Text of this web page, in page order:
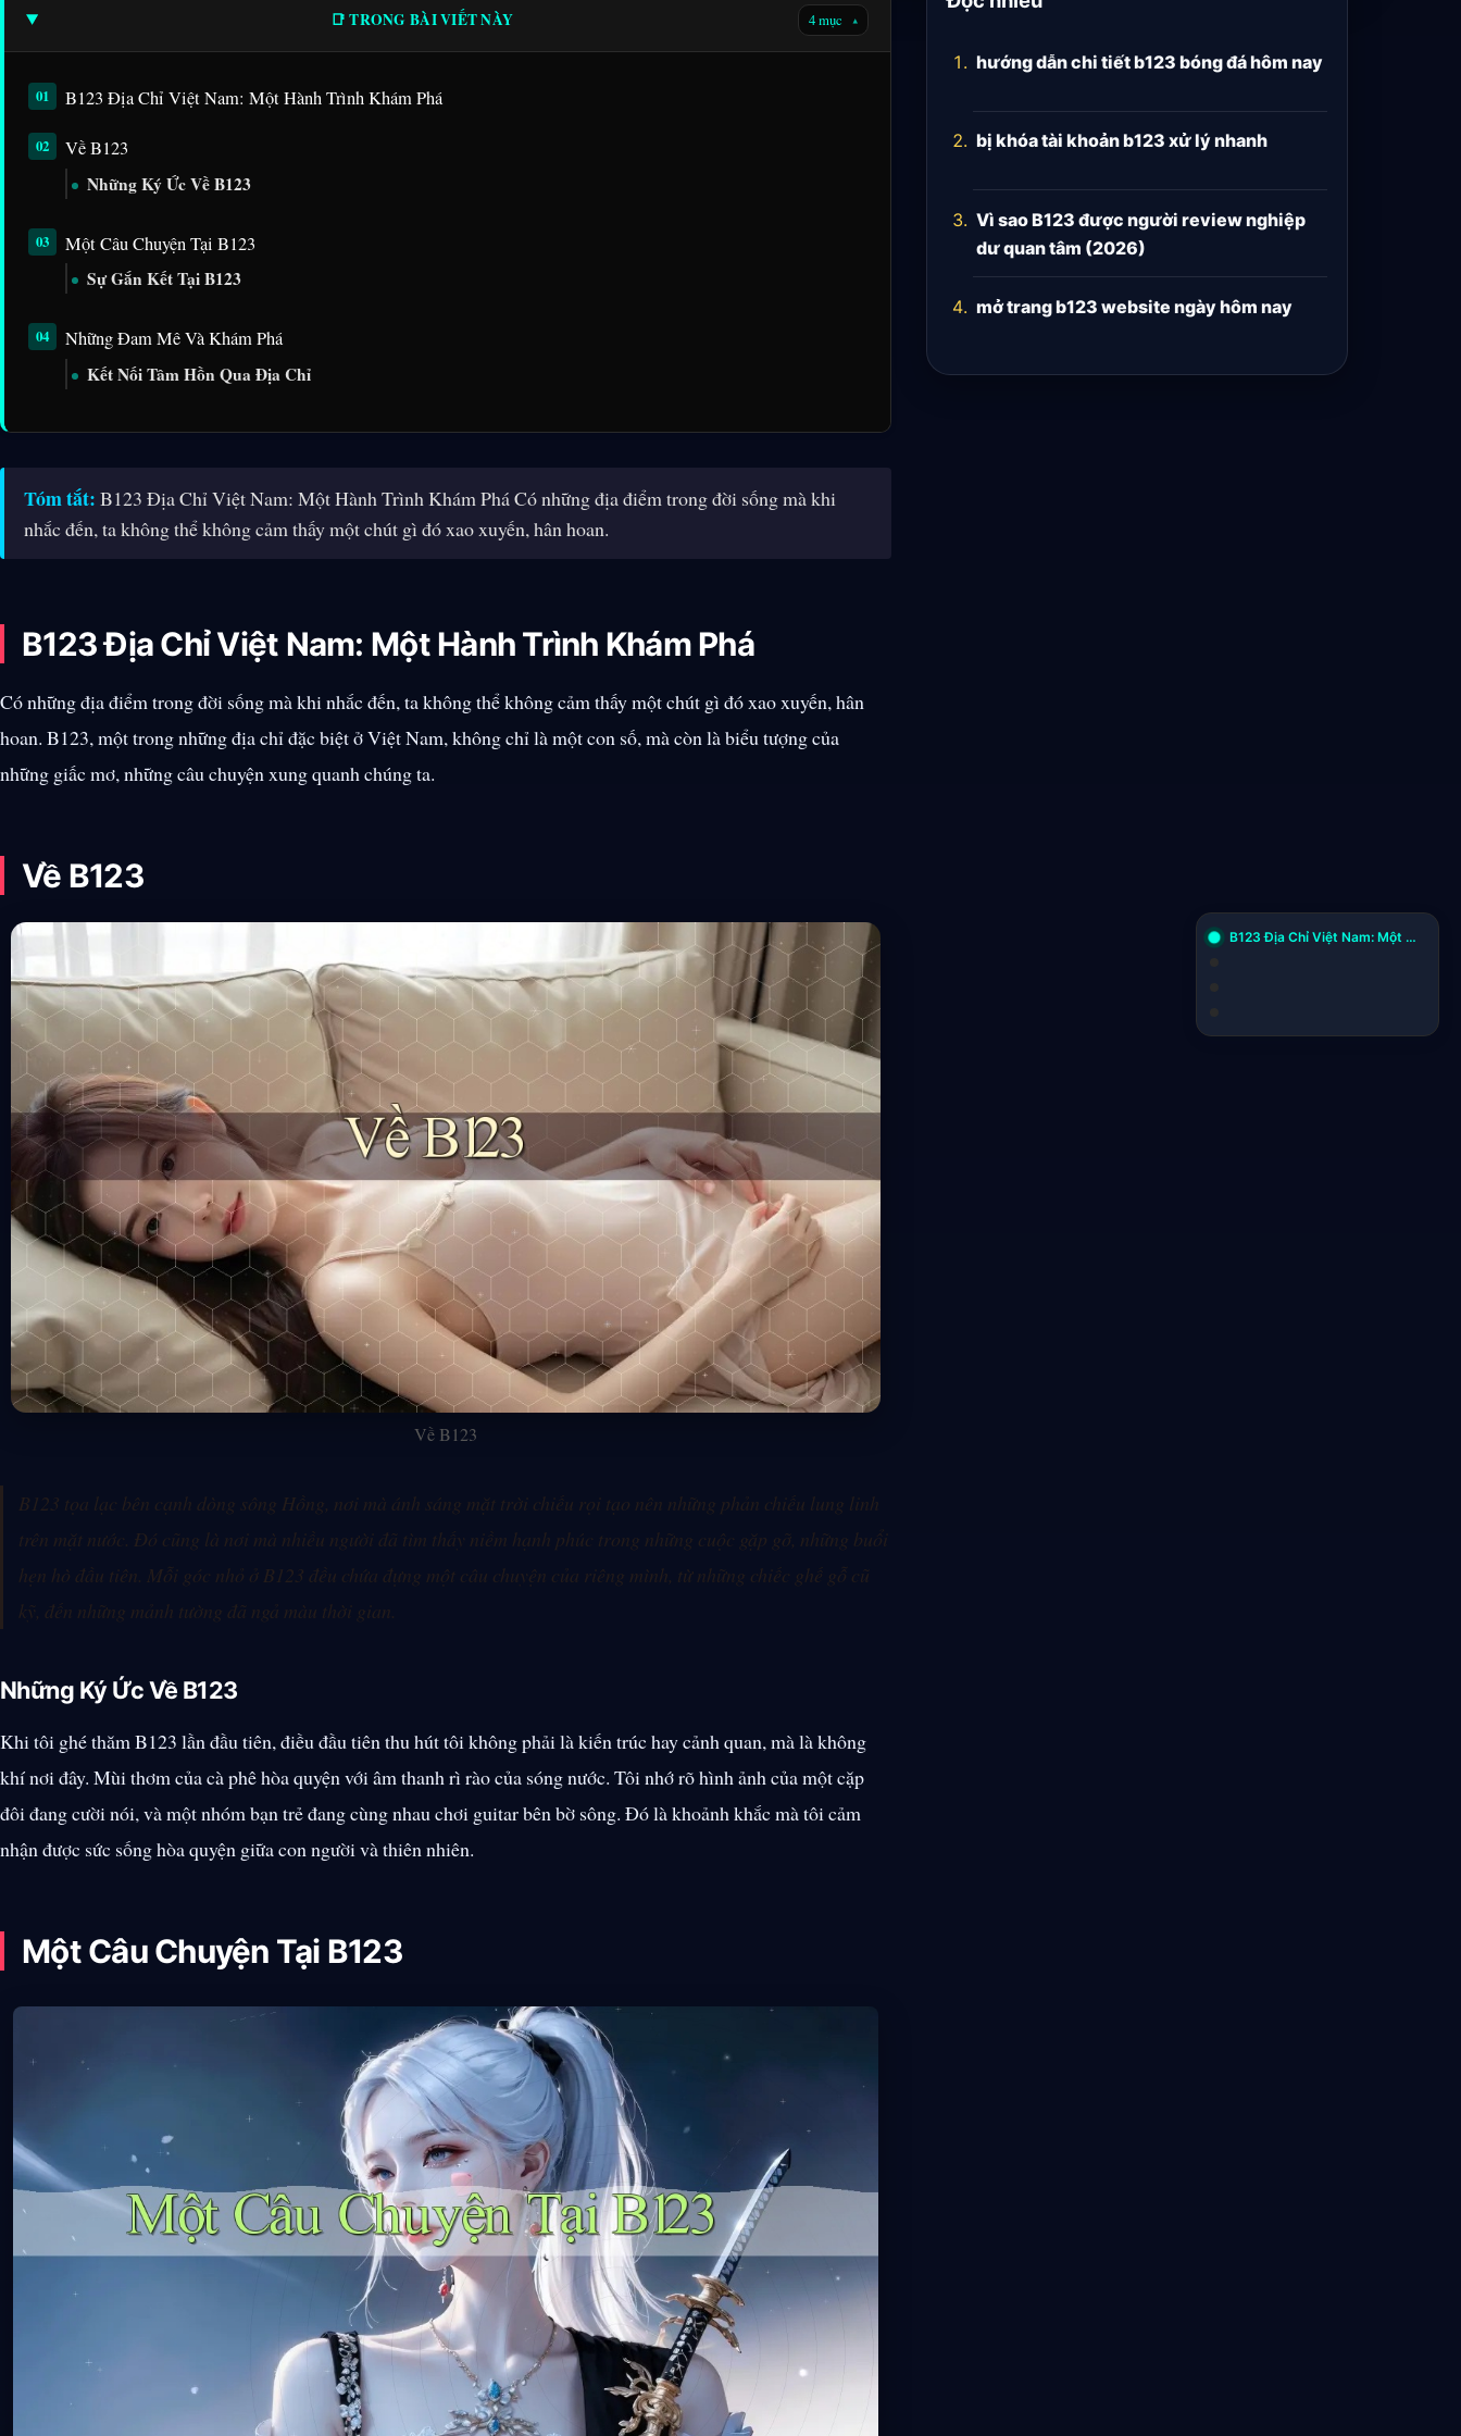
📑 TRONG BÀI VIẾT NÀY 4 mục ▾
B123 Địa Chỉ Việt Nam: Một Hành Trình Khám Phá
Về B123
Những Ký Ức Về B123
Một Câu Chuyện Tại B123
Sự Gắn Kết Tại B123
Những Đam Mê Và Khám Phá
Kết Nối Tâm Hồn Qua Địa Chỉ
Tóm tắt: B123 Địa Chỉ Việt Nam: Một Hành Trình Khám Phá Có những địa điểm trong đời sống mà khi
nhắc đến, ta không thể không cảm thấy một chút gì đó xao xuyến, hân hoan.
B123 Địa Chỉ Việt Nam: Một Hành Trình Khám Phá
Có những địa điểm trong đời sống mà khi nhắc đến, ta không thể không cảm thấy một chút gì đó xao xuyến, hân
hoan. B123, một trong những địa chỉ đặc biệt ở Việt Nam, không chỉ là một con số, mà còn là biểu tượng của
những giấc mơ, những câu chuyện xung quanh chúng ta.
Về B123
Về B123
B123 tọa lạc bên cạnh dòng sông Hồng, nơi mà ánh sáng mặt trời chiếu rọi tạo nên những phản chiếu lung linh
trên mặt nước. Đó cũng là nơi mà nhiều người đã tìm thấy niềm hạnh phúc trong những cuộc gặp gỡ, những buổi
hẹn hò đầu tiên. Mỗi góc nhỏ ở B123 đều chứa đựng một câu chuyện của riêng mình, từ những chiếc ghế gỗ cũ
kỹ, đến những mảnh tường đã ngả màu thời gian.
Những Ký Ức Về B123
Khi tôi ghé thăm B123 lần đầu tiên, điều đầu tiên thu hút tôi không phải là kiến trúc hay cảnh quan, mà là không
khí nơi đây. Mùi thơm của cà phê hòa quyện với âm thanh rì rào của sóng nước. Tôi nhớ rõ hình ảnh của một cặp
đôi đang cười nói, và một nhóm bạn trẻ đang cùng nhau chơi guitar bên bờ sông. Đó là khoảnh khắc mà tôi cảm
nhận được sức sống hòa quyện giữa con người và thiên nhiên.
Một Câu Chuyện Tại B123
hướng dẫn chi tiết b123 bóng đá hôm nay
bị khóa tài khoản b123 xử lý nhanh
Vì sao B123 được người review nghiệp
dư quan tâm (2026)
mở trang b123 website ngày hôm nay
B123 Địa Chỉ Việt Nam: Một Hành Trình Khám Phá